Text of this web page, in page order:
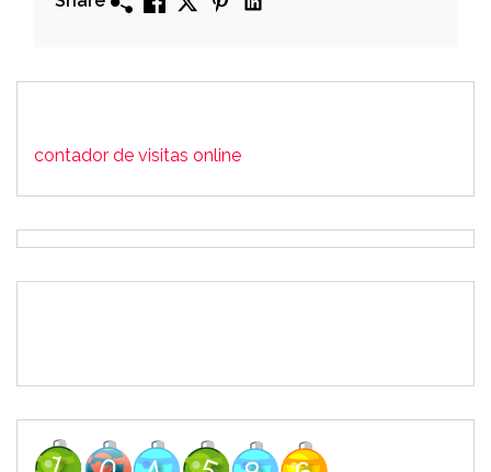
contador de visitas online